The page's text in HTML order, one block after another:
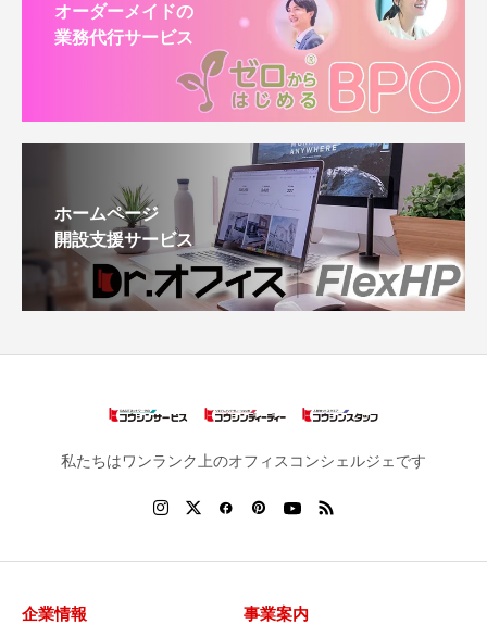
オーダーメイドの
業務代行サービス
ホームページ
開設支援サービス
私たちはワンランク上のオフィスコンシェルジェです
企業情報 事業案内